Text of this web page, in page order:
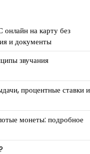
на карту без
и документы
звучания
процентные ставки и
монеты: подробное